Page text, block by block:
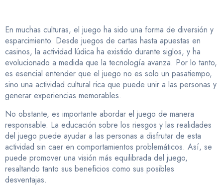
En muchas culturas, el juego ha sido una forma de diversión y
esparcimiento. Desde juegos de cartas hasta apuestas en
casinos, la actividad lúdica ha existido durante siglos, y ha
evolucionado a medida que la tecnología avanza. Por lo tanto,
es esencial entender que el juego no es solo un pasatiempo,
sino una actividad cultural rica que puede unir a las personas y
generar experiencias memorables.
No obstante, es importante abordar el juego de manera
responsable. La educación sobre los riesgos y las realidades
del juego puede ayudar a las personas a disfrutar de esta
actividad sin caer en comportamientos problemáticos. Así, se
puede promover una visión más equilibrada del juego,
resaltando tanto sus beneficios como sus posibles
desventajas.